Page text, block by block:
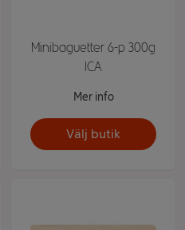
Minibaguetter 6-p 300g
ICA
Mer info
Välj butik